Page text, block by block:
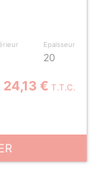
Epaisseur
20
24,13 € T.T.C.